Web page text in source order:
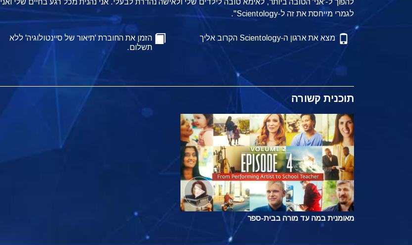
להפוך ל-'אני' הטובה ביותר, לאימא טובה לילדים שלי ולאישה נהדרת לבעלי. אני נהנית מכל רגע בחיים שלי ואני
לגמרי מייחסת את זה ל-Scientology".
מצא את ארגון ה-Scientology הקרוב אליך
הזמן את החוברת 'תיאור של סיינטולוגיה' ללא
תשלום.
תוכנית קשורה
מאומנית במה עד מורה בבית-ספר